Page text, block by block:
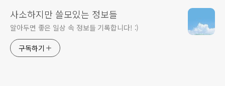
사소하지만 쓸모있는 정보들
알아두면 좋은 일상 속 정보들 기록합니다! :)
구독하기